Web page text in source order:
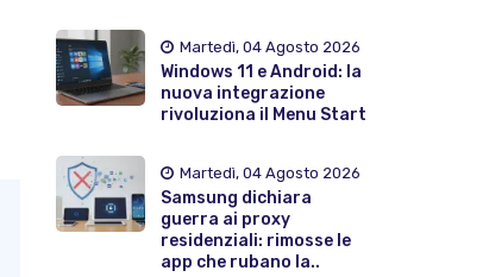
Martedì, 04 Agosto 2026
Windows 11 e Android: la
nuova integrazione
rivoluziona il Menu Start
Martedì, 04 Agosto 2026
Samsung dichiara
guerra ai proxy
residenziali: rimosse le
app che rubano la..